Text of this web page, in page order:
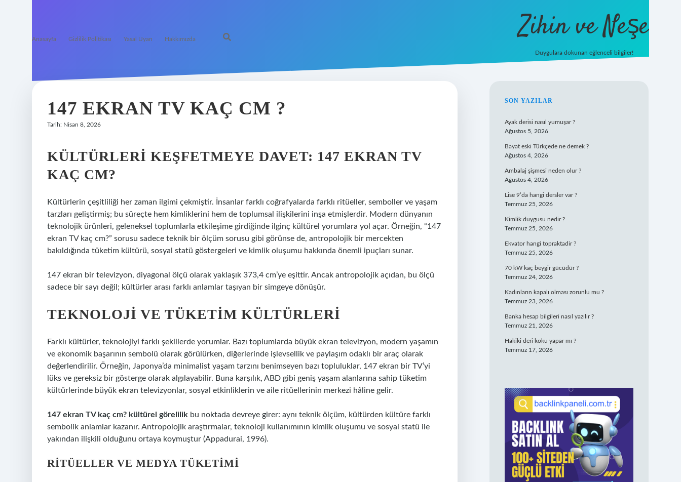
Anasayfa Gizlilik Politikası Yasal Uyarı Hakkımızda Zihin ve Neşe
Duygulara dokunan eğlenceli bilgiler!
147 EKRAN TV KAÇ CM ?
Tarih: Nisan 8, 2026
KÜLTÜRLERI KEŞFETMEYE DAVET: 147 EKRAN TV
KAÇ CM?
Kültürlerin çeşitliliği her zaman ilgimi çekmiştir. İnsanlar farklı coğrafyalarda farklı ritüeller, semboller ve yaşam
tarzları geliştirmiş; bu süreçte hem kimliklerini hem de toplumsal ilişkilerini inşa etmişlerdir. Modern dünyanın
teknolojik ürünleri, geleneksel toplumlarla etkileşime girdiğinde ilginç kültürel yorumlara yol açar. Örneğin, “147
ekran TV kaç cm?” sorusu sadece teknik bir ölçüm sorusu gibi görünse de, antropolojik bir mercekten
bakıldığında tüketim kültürü, sosyal statü göstergeleri ve kimlik oluşumu hakkında önemli ipuçları sunar.
147 ekran bir televizyon, diyagonal ölçü olarak yaklaşık 373,4 cm’ye eşittir. Ancak antropolojik açıdan, bu ölçü
sadece bir sayı değil; kültürler arası farklı anlamlar taşıyan bir simgeye dönüşür.
TEKNOLOJI VE TÜKETIM KÜLTÜRLERI
Farklı kültürler, teknolojiyi farklı şekillerde yorumlar. Bazı toplumlarda büyük ekran televizyon, modern yaşamın
ve ekonomik başarının sembolü olarak görülürken, diğerlerinde işlevsellik ve paylaşım odaklı bir araç olarak
değerlendirilir. Örneğin, Japonya’da minimalist yaşam tarzını benimseyen bazı topluluklar, 147 ekran bir TV’yi
lüks ve gereksiz bir gösterge olarak algılayabilir. Buna karşılık, ABD gibi geniş yaşam alanlarına sahip tüketim
kültürlerinde büyük ekran televizyonlar, sosyal etkinliklerin ve aile ritüellerinin merkezi hâline gelir.
147 ekran TV kaç cm? kültürel görelilik bu noktada devreye girer: aynı teknik ölçüm, kültürden kültüre farklı
sembolik anlamlar kazanır. Antropolojik araştırmalar, teknoloji kullanımının kimlik oluşumu ve sosyal statü ile
yakından ilişkili olduğunu ortaya koymuştur (Appadurai, 1996).
RITÜELLER VE MEDYA TÜKETIMI
SIDEBAR
SON YAZILAR
Ayak derisi nasıl yumuşar ?
Ağustos 5, 2026
Bayat eski Türkçede ne demek ?
Ağustos 4, 2026
Ambalaj şişmesi neden olur ?
Ağustos 4, 2026
Lise 9’da hangi dersler var ?
Temmuz 25, 2026
Kimlik duygusu nedir ?
Temmuz 25, 2026
Ekvator hangi topraktadir ?
Temmuz 25, 2026
70 kW kaç beygir gücüdür ?
Temmuz 24, 2026
Kadınların kapalı olması zorunlu mu ?
Temmuz 23, 2026
Banka hesap bilgileri nasıl yazılır ?
Temmuz 21, 2026
Hakiki deri koku yapar mı ?
Temmuz 17, 2026